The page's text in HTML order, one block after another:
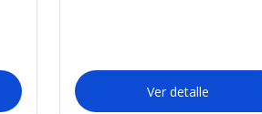
Ver detalle